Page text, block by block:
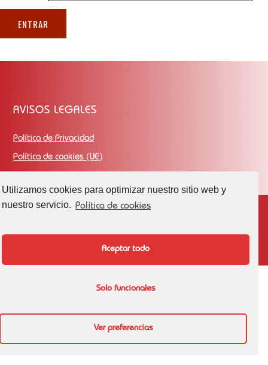
Utilizamos cookies para optimizar nuestro sitio web y
nuestro servicio. Política de cookies
Aceptar todo
Solo funcionales
Ver preferencias
AVISOS LEGALES
Política de Privacidad
Política de cookies (UE)